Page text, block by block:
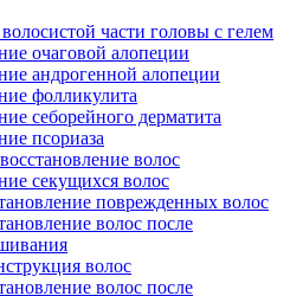
части головы с гелем
очаговой алопеции
андрогенной алопеции
фолликулита
себорейного дерматита
псориаза
волос
секущихся волос
поврежденных волос
волос после
волос
волос после